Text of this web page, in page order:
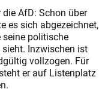
AfD: Schon über
es sich abgezeichnet,
politische
Inzwischen ist
vollzogen. Für
er auf Listenplatz